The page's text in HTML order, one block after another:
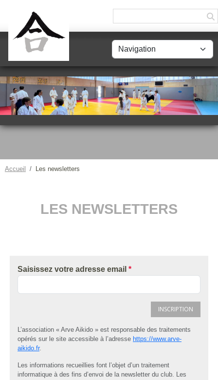
Accueil Les newsletters
LES NEWSLETTERS
Saisissez votre adresse email *
INSCRIPTION
L’association « Arve Aikido » est responsable des traitements
opérés sur le site accessible à l’adresse https://www.arve-
aikido.fr.
Les informations recueillies font l’objet d’un traitement
informatique à des fins d’envoi de la newsletter du club. Les